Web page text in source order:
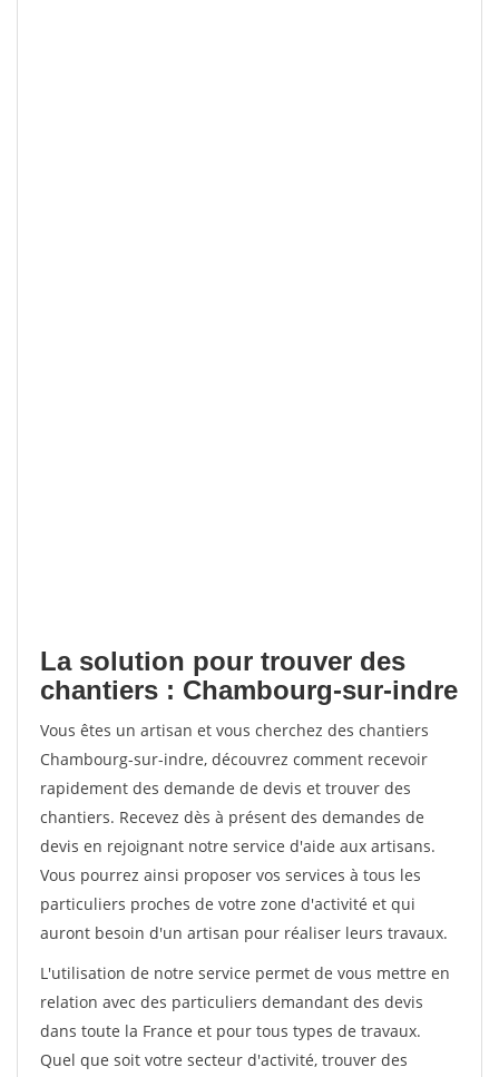
La solution pour trouver des
chantiers : Chambourg-sur-indre
Vous êtes un artisan et vous cherchez des chantiers
Chambourg-sur-indre, découvrez comment recevoir
rapidement des demande de devis et trouver des
chantiers. Recevez dès à présent des demandes de
devis en rejoignant notre service d'aide aux artisans.
Vous pourrez ainsi proposer vos services à tous les
particuliers proches de votre zone d'activité et qui
auront besoin d'un artisan pour réaliser leurs travaux.
L'utilisation de notre service permet de vous mettre en
relation avec des particuliers demandant des devis
dans toute la France et pour tous types de travaux.
Quel que soit votre secteur d'activité, trouver des